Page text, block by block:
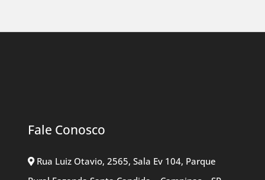
Fale Conosco
Rua Luiz Otavio, 2565, Sala Ev 104, Parque